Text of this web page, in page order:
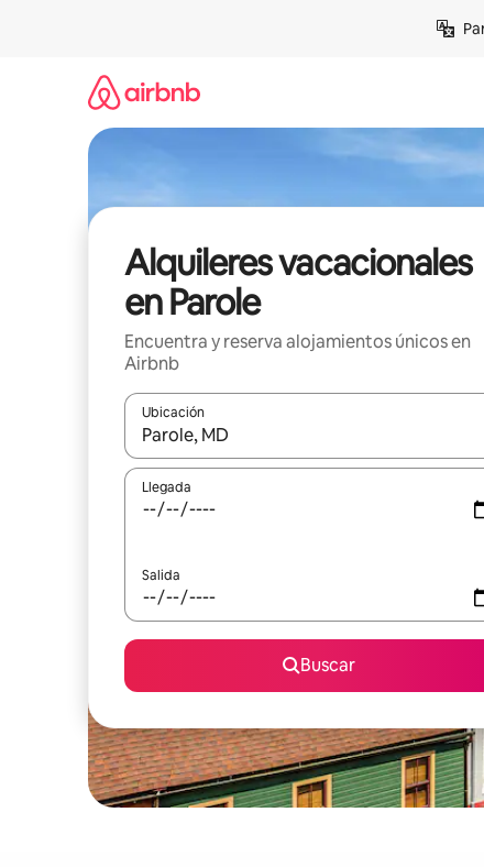
Alquileres vacacionales
en Parole
Encuentra y reserva alojamientos únicos en
Airbnb
Ubicación
Cuando los resultados estén disponibles,
Llegada
Salida
Buscar